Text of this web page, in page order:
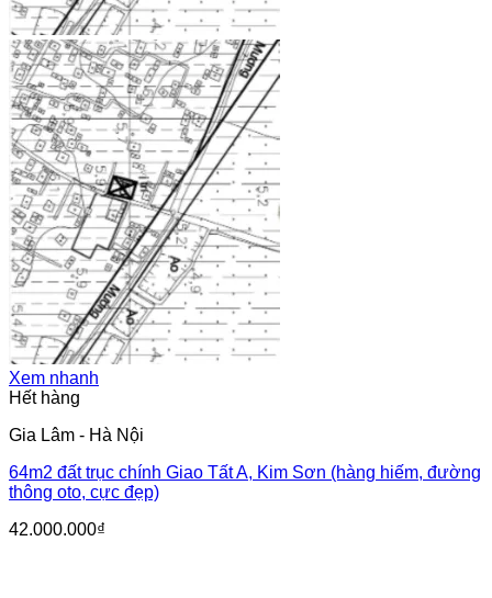
Xem nhanh
Hết hàng
Gia Lâm - Hà Nội
64m2 đất trục chính Giao Tất A, Kim Sơn (hàng hiếm, đường
thông oto, cực đẹp)
42.000.000₫